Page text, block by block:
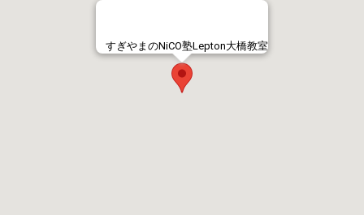
すぎやまのNiCO塾Lepton大橋教室